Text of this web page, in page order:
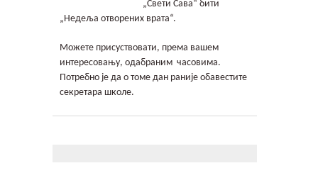
„Свети Сава“ бити
„Недеља отворених врата“.
Можете присуствовати, према вашем
интересовању, одабраним часовима.
Потребно је да о томе дан раније обавестите
секретара школе.